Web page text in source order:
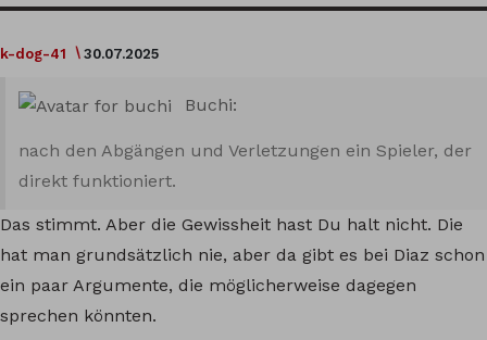
k-dog-41 30.07.2025
Buchi:
nach den Abgängen und Verletzungen ein Spieler, der
direkt funktioniert.
Das stimmt. Aber die Gewissheit hast Du halt nicht. Die
hat man grundsätzlich nie, aber da gibt es bei Diaz schon
ein paar Argumente, die möglicherweise dagegen
sprechen könnten.